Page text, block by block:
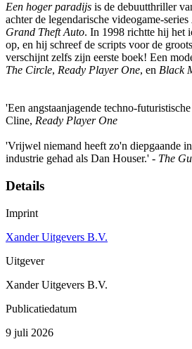
Een hoger paradijs is de debuutthriller
achter de legendarische videogame-series
Grand Theft Auto. In 1998 richtte hij het
op, en hij schreef de scripts voor de
verschijnt zelfs zijn eerste boek! Een
The Circle, Ready Player One, en Black
'Een angstaanjagende techno-
Cline, Ready Player One
'Vrijwel niemand heeft zo'n diepgaande
industrie gehad als Dan Houser.' - The
Details
Imprint
Xander Uitgevers B.V.
Uitgever
Xander Uitgevers B.V.
Publicatiedatum
9 juli 2026